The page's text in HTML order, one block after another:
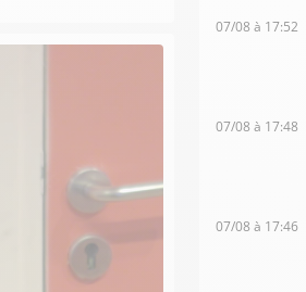
07/08 à 17:52
07/08 à 17:48
07/08 à 17:46